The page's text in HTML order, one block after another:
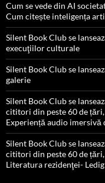
Cum se vede din AI
Cum citește inteligența
Silent Book Club se
execuţiilor culturale
Silent Book Club se
galerie
Silent Book Club se
cititori din peste 60 de
Experiență audio imersivă
Silent Book Club se
cititori din peste 60 de
Literatura rezidenţei-